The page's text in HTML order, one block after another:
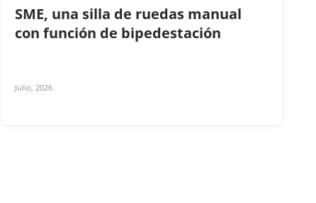
SME, una silla de ruedas manual
con función de bipedestación
Julio, 2026